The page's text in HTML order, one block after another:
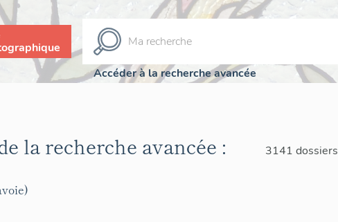
Accéder à la recherche avancée
la recherche avancée : 3141 dossiers